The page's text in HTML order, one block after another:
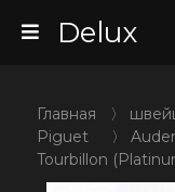
Delux
Главная 〉
Piguet
〉
Tourbillon